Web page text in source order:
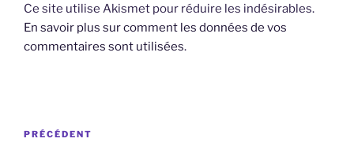
Ce site utilise Akismet pour réduire les indésirables.
En savoir plus sur comment les données de vos
commentaires sont utilisées.
Navigation
Article
PRÉCÉDENT